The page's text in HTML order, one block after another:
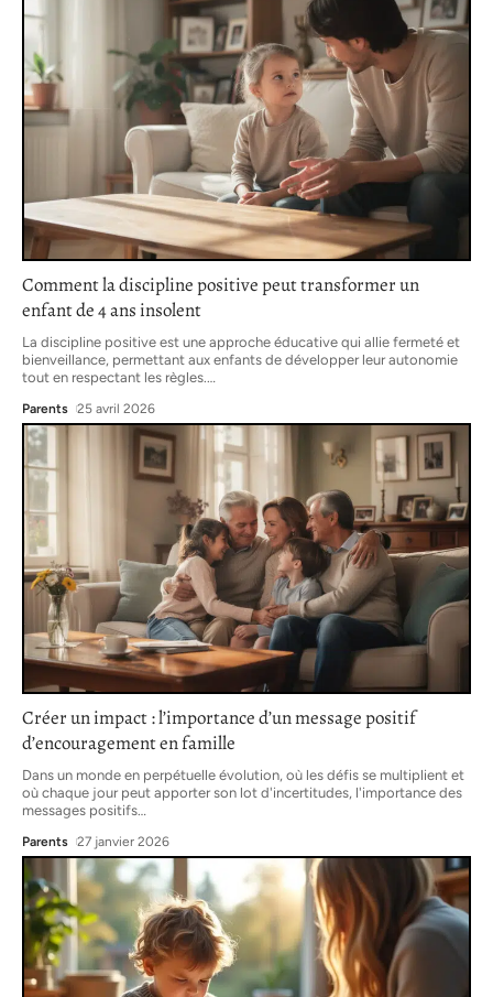
Comment la discipline positive peut transformer un
enfant de 4 ans insolent
La discipline positive est une approche éducative qui allie fermeté et
bienveillance, permettant aux enfants de développer leur autonomie
tout en respectant les règles.
Parents 25 avril 2026
Créer un impact : l’importance d’un message positif
d’encouragement en famille
Dans un monde en perpétuelle évolution, où les défis se multiplient et
où chaque jour peut apporter son lot d'incertitudes, l'importance des
messages positifs…
Parents 27 janvier 2026